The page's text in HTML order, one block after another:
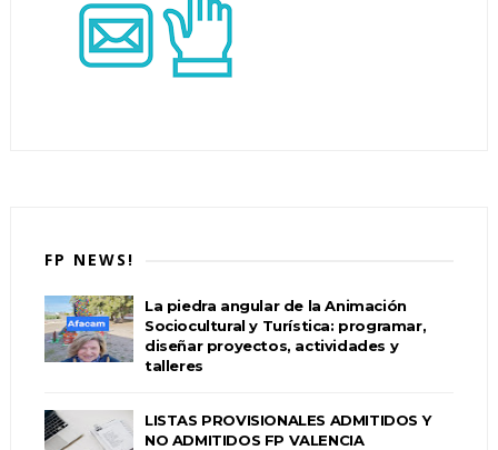
FP NEWS!
La piedra angular de la Animación
Sociocultural y Turística: programar,
diseñar proyectos, actividades y
talleres
LISTAS PROVISIONALES ADMITIDOS Y
NO ADMITIDOS FP VALENCIA